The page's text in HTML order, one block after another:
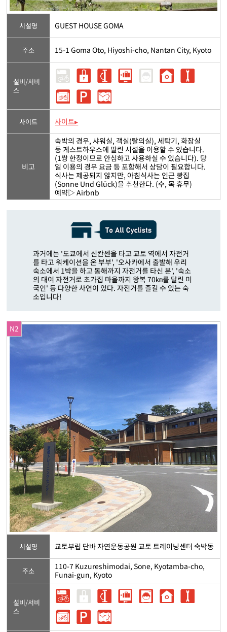
시설명 GUEST HOUSE GOMA
주소 15-1 Goma Oto, Hiyoshi-cho, Nantan City, Kyoto
설비/서비
스
사이트 사이트▸
비고
숙박의 경우, 샤워실, 객실(탈의실), 세탁기, 화장실
등 게스트하우스에 딸린 시설을 이용할 수 있습니다.
(1쌍 한정이므로 안심하고 사용하실 수 있습니다). 당
일 이용의 경우 요금 등 포함해서 상담이 필요합니다.
식사는 제공되지 않지만, 아침식사는 인근 빵집
(Sonne Und Glück)을 추천한다. (수, 목 휴무)
예약▷Airbnb
과거에는 '도쿄에서 신칸센을 타고 교토 역에서 자전거
를 타고 워케이션을 온 부부', '오사카에서 출발해 우리
숙소에서 1박을 하고 동해까지 자전거를 타신 분', '숙소
의 대여 자전거로 초가집 마을까지 왕복 70㎞를 달린 미
국인' 등 다양한 사연이 있다. 자전거를 즐길 수 있는 숙
소입니다!
N2
시설명 교토부립 단바 자연운동공원 교토 트레이닝센터 숙박동
주소
110-7 Kuzureshimodai, Sone, Kyotamba-cho,
Funai-gun, Kyoto
설비/서비
스